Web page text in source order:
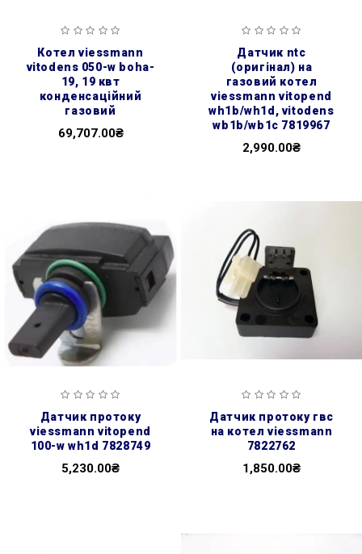
котел viessmann
vitodens 050-w boha-
19, 19 квт
конденсаційний
газовий
69,707.00₴
датчик ntc
(оригінал) на
газовий котел
viessmann vitopend
wh1b/wh1d, vitodens
wb1b/wb1c 7819967
2,990.00₴
датчик протоку
viessmann vitopend
100-w wh1d 7828749
5,230.00₴
датчик протоку гвс
на котел viessmann
7822762
1,850.00₴